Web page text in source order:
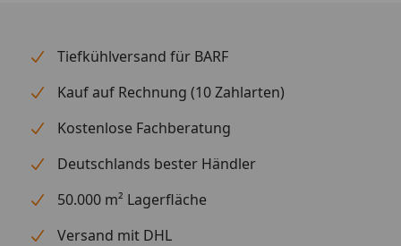
Tiefkühlversand für BARF
Kauf auf Rechnung (10 Zahlarten)
Kostenlose Fachberatung
Deutschlands bester Händler
50.000 m² Lagerfläche
Versand mit DHL